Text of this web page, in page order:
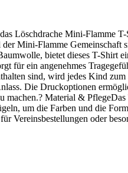
Löschdrache Mini-Flamme
Mini-Flamme Gemeinschaft
bietet dieses T-
für ein angenehmes
sind, wird jedes Kind
Die Druckoptionen
Material &
um die Farben und die
Vereinsbestellungen oder